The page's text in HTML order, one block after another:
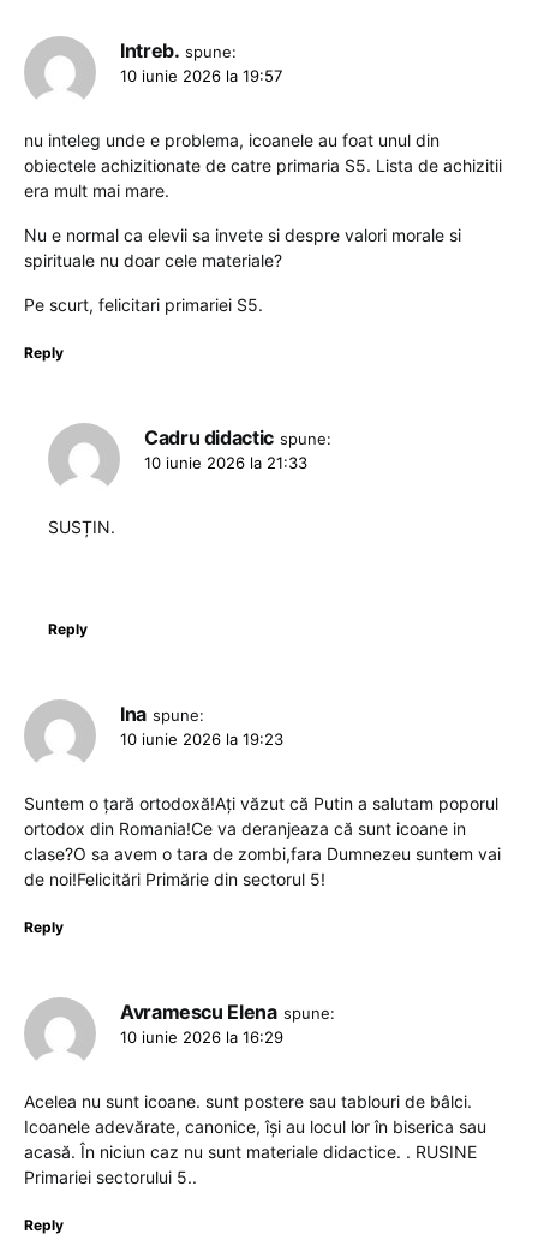
Intreb. spune:
10 iunie 2026 la 19:57
nu inteleg unde e problema, icoanele au foat unul din
obiectele achizitionate de catre primaria S5. Lista de achizitii
era mult mai mare.
Nu e normal ca elevii sa invete si despre valori morale si
spirituale nu doar cele materiale?
Pe scurt, felicitari primariei S5.
Reply
Cadru didactic spune:
10 iunie 2026 la 21:33
SUSȚIN.
Reply
Ina spune:
10 iunie 2026 la 19:23
Suntem o țară ortodoxă!Ați văzut că Putin a salutam poporul
ortodox din Romania!Ce va deranjeaza că sunt icoane in
clase?O sa avem o tara de zombi,fara Dumnezeu suntem vai
de noi!Felicitări Primărie din sectorul 5!
Reply
Avramescu Elena spune:
10 iunie 2026 la 16:29
Acelea nu sunt icoane. sunt postere sau tablouri de bâlci.
Icoanele adevărate, canonice, își au locul lor în biserica sau
acasă. În niciun caz nu sunt materiale didactice. . RUSINE
Primariei sectorului 5..
Reply